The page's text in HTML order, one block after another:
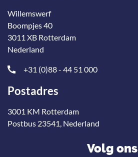
Willemswerf
Boompjes 40
3011 XB Rotterdam
Nederland
+31 (0)88 - 44 51 000
Postadres
3001 KM Rotterdam
Postbus 23541, Nederland
Volg ons